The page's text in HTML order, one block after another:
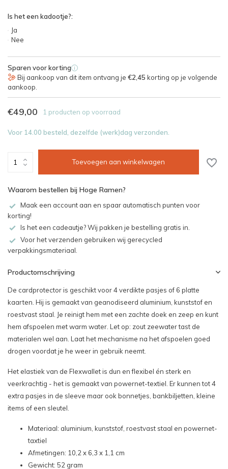
Is het een kadootje?:
Ja
Nee
Sparen voor korting i
Bij aankoop van dit item ontvang je €2,45 korting op je volgende
aankoop.
€49,00 1 producten op voorraad
Voor 14.00 besteld, dezelfde (werk)dag verzonden.
Toevoegen aan winkelwagen
Waarom bestellen bij Hoge Ramen?
Maak een account aan en spaar automatisch punten voor
korting!
Is het een cadeautje? Wij pakken je bestelling gratis in.
Voor het verzenden gebruiken wij gerecycled
verpakkingsmateriaal.
Productomschrijving
De cardprotector is geschikt voor 4 verdikte pasjes of 6 platte
kaarten. Hij is gemaakt van geanodiseerd aluminium, kunststof en
roestvast staal. Je reinigt hem met een zachte doek en zeep en kunt
hem afspoelen met warm water. Let op: zout zeewater tast de
materialen wel aan. Laat het mechanisme na het afspoelen goed
drogen voordat je he weer in gebruik neemt.
Het elastiek van de Flexwallet is dun en flexibel én sterk en
veerkrachtig - het is gemaakt van powernet-textiel. Er kunnen tot 4
extra pasjes in de sleeve maar ook bonnetjes, bankbiljetten, kleine
items of een sleutel.
Materiaal: aluminium, kunststof, roestvast staal en powernet-
taxtiel
Afmetingen: 10,2 x 6,3 x 1,1 cm
Gewicht: 52 gram